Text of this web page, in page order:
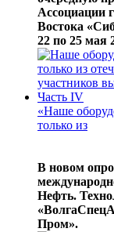
Ассоциации
Востока
22 по 25 мая
«Наше
только из
В новом
Нефть.
Пром».